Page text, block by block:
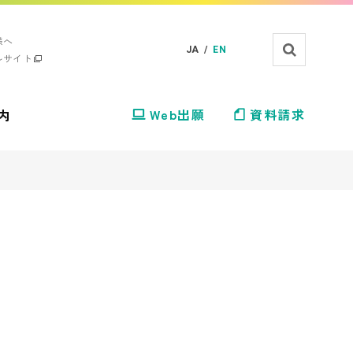
イト
JA / EN
Web出願 資料請求